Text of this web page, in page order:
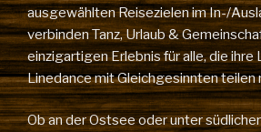
ausgewählten Reisezielen im In-/
verbinden Tanz, Urlaub &
einzigartigen Erlebnis für alle, die ihre
Linedance mit Gleichgesinnten teilen
Ob an der Ostsee oder unter